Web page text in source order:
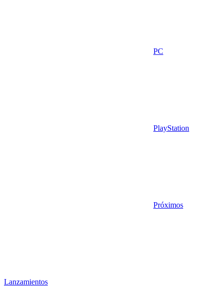
PC
PlayStation
Próximos
Lanzamientos